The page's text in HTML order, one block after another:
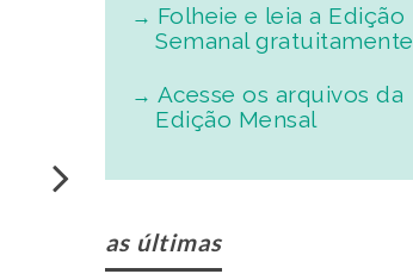
Folheie e leia a Edição
Semanal gratuitamente
Acesse os arquivos da
Edição Mensal
as últimas